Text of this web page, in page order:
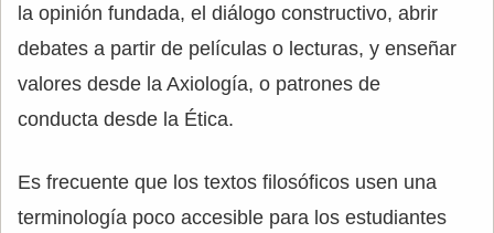
la opinión fundada, el diálogo constructivo, abrir
debates a partir de películas o lecturas, y enseñar
valores desde la Axiología, o patrones de
conducta desde la Ética.
Es frecuente que los textos filosóficos usen una
terminología poco accesible para los estudiantes